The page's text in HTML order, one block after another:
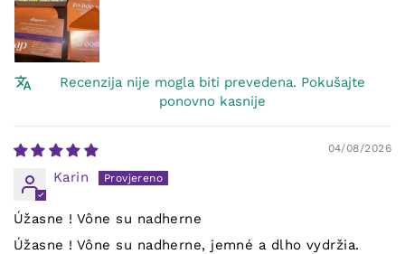
Recenzija nije mogla biti prevedena. Pokušajte
ponovno kasnije
04/08/2026
Karin
Úžasne ! Vône su nadherne
Úžasne ! Vône su nadherne, jemné a dlho vydržia.